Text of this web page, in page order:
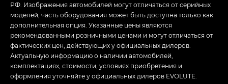
РФ. Изображения автомобилей могут отличаться от серийных
моделей, часть оборудования может быть доступна только как
дополнительная опция. Указанные цены являются
рекомендованными розничными ценами и могут отличаться от
фактических цен, действующих у официальных дилеров.
Актуальную информацию о наличии автомобилей,
комплектациях, стоимости, условиях приобретения и
оформления уточняйте у официальных дилеров EVOLUTE.